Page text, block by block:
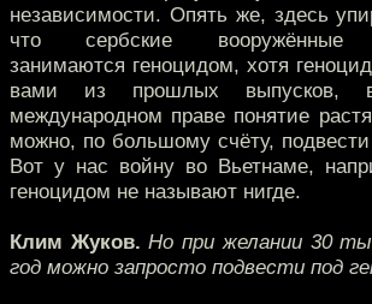
независимости. Опять же, здесь
что сербские вооружённые
занимаются геноцидом, хотя
вами из прошлых выпусков, в
международном праве понятие
можно, по большому счёту, подвести
Вот у нас войну во Вьетнаме,
геноцидом не называют нигде.
Клим Жуков. Но при желании 30
год можно запросто подвести под